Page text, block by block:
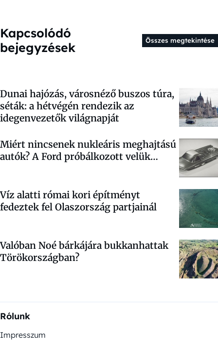
Kapcsolódó
bejegyzések
Összes megtekintése
Dunai hajózás, városnéző buszos túra,
séták: a hétvégén rendezik az
idegenvezetők világnapját
Miért nincsenek nukleáris meghajtású
autók? A Ford próbálkozott velük…
Víz alatti római kori építményt
fedeztek fel Olaszország partjainál
Valóban Noé bárkájára bukkanhattak
Törökországban?
Rólunk
Impresszum